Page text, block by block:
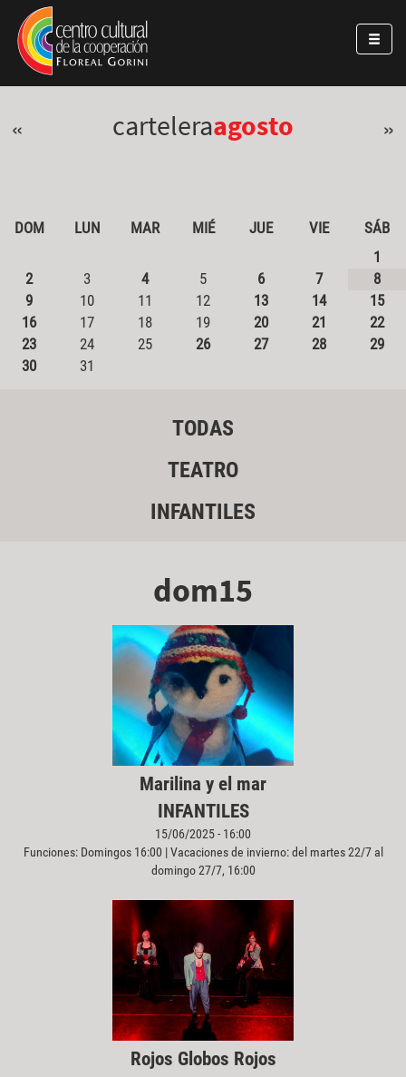
Pasar al contenido principal
Jump to main content
« carteleraagosto »
DOM LUN MAR MIÉ JUE VIE
SÁB
1
2
3 4 5 6 7
8
9
10 11 12 13 14
15
16
17 18 19 20 21
22
23
24 25 26 27 28
29
30
31
TODAS
TEATRO
INFANTILES
dom15
Marilina y el mar
INFANTILES
15/06/2025 - 16:00
Funciones: Domingos 16:00 | Vacaciones de invierno: del martes 22/7 al
domingo 27/7, 16:00
Rojos Globos Rojos